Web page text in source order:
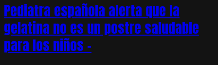
Pediatra española alerta que la
gelatina no es un postre saludable
para los niños –